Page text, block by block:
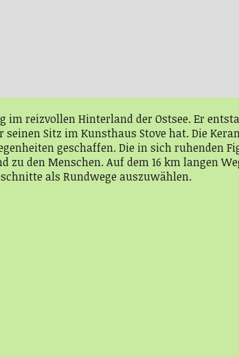
im reizvollen Hinterland der Ostsee. Er
seinen Sitz im Kunsthaus Stove hat. Die
geschaffen. Die in sich ruhenden
zu den Menschen. Auf dem 16 km langen
als Rundwege auszuwählen.